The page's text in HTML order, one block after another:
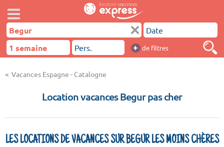
+ de filtres
Vacances Espagne - Catalogne
Location vacances Begur pas cher
LES LOCATIONS DE VACANCES SUR BEGUR LES MOINS CHÈRES